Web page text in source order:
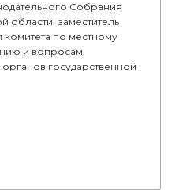
Собрания
области, заместитель
комитета по местному
и вопросам
органов государственной